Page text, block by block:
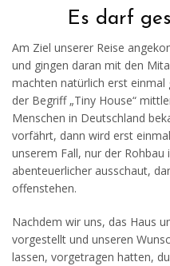
Es darf
Am Ziel unserer Reise
und gingen daran mit den
machten natürlich erst einmal
der Begriff „Tiny House“
Menschen in Deutschland
vorfährt, dann wird erst
unserem Fall, nur der
abenteuerlicher ausschaut,
offenstehen.
Nachdem wir uns, das Haus
vorgestellt und unseren
lassen, vorgetragen hatten,